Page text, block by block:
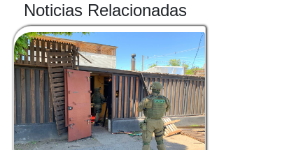
Noticias Relacionadas